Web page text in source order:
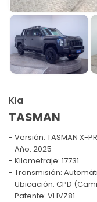
Kia
TASMAN
Versión: TASMAN X-
Año: 2025
Kilometraje: 17731
Transmisión:
Ubicación: CPD
Patente: VHVZ81